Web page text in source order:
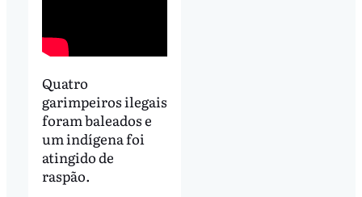
Quatro
garimpeiros ilegais
foram baleados e
um indígena foi
atingido de
raspão.